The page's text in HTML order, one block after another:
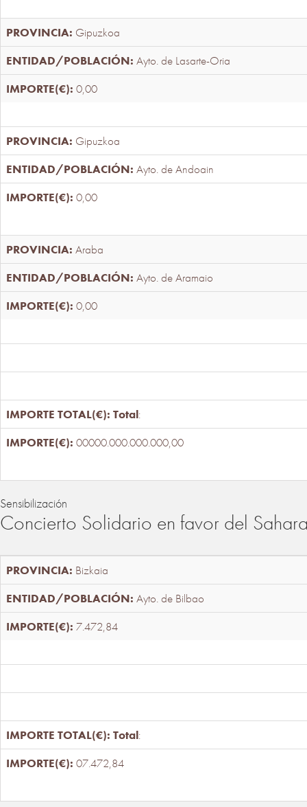
Gipuzkoa
Ayto. de Lasarte-Oria
0,00
Gipuzkoa
Ayto. de Andoain
0,00
Araba
Ayto. de Aramaio
0,00
Total:
00000.000.000.000,00
Sensibilización
Concierto Solidario en favor del
Bizkaia
Ayto. de Bilbao
7.472,84
Total:
07.472,84